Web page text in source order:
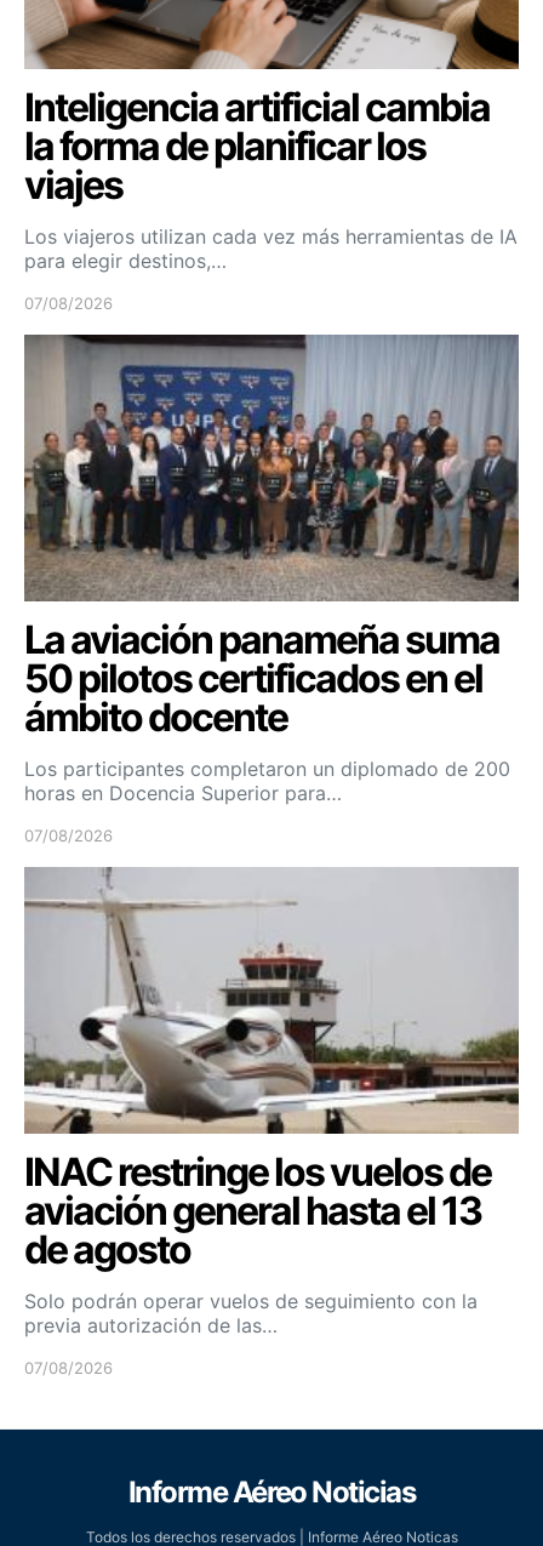
Inteligencia artificial cambia
la forma de planificar los
viajes
Los viajeros utilizan cada vez más herramientas de IA
para elegir destinos,…
07/08/2026
La aviación panameña suma
50 pilotos certificados en el
ámbito docente
Los participantes completaron un diplomado de 200
horas en Docencia Superior para…
07/08/2026
INAC restringe los vuelos de
aviación general hasta el 13
de agosto
Solo podrán operar vuelos de seguimiento con la
previa autorización de las…
07/08/2026
Informe Aéreo Noticias
Todos los derechos reservados | Informe Aéreo Noticas